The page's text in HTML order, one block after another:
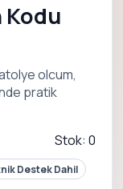
Kodu
olcum,
pratik
Stok: 0
Destek Dahil